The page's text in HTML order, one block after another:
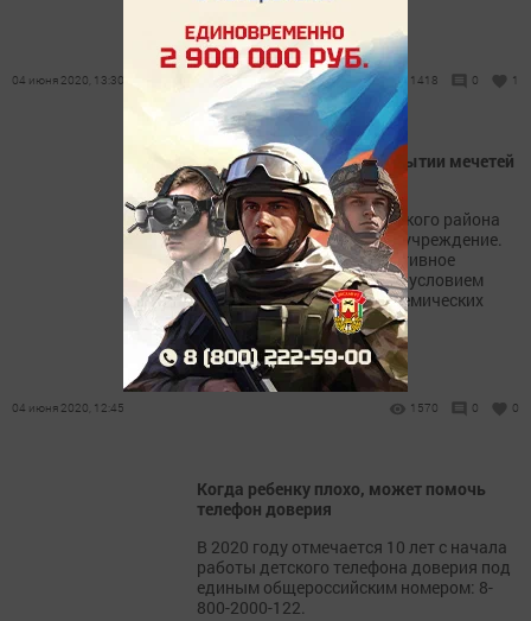
04 июня 2020, 13:30 1418 0 1
ДУМ РТ сообщило об открытии мечетей
республики
Мусульмане Верхнеуслонского района
могут посещать духовное учреждение.
Но ограничение на коллективное
богослужение снимается с условием
соблюдения противоэпидемических
правил
04 июня 2020, 12:45 1570 0 0
Когда ребенку плохо, может помочь
телефон доверия
В 2020 году отмечается 10 лет с начала
работы детского телефона доверия под
единым общероссийским номером: 8-
800-2000-122.